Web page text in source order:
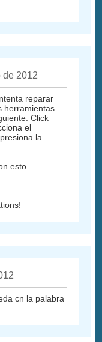
de 2012
reparar
herramientas
Click
el
la
esto.
cn la palabra